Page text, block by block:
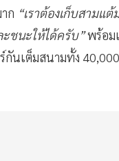
ก “เราต้องเก็บสามแต้
ะชนะให้ได้ครับ”พร้อม
กันเต็มสนามทั้ง